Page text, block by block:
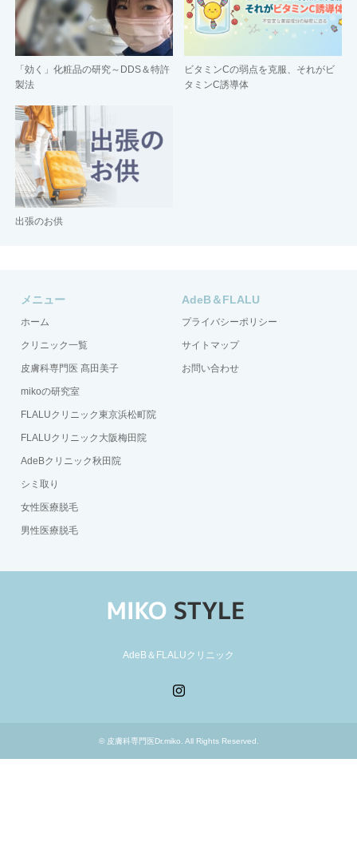
「効く」化粧品の研究～DDS＆特許
製法
ビタミンCの弱点を克服、それがビ
タミンC誘導体
出張のお供
メニュー
ホーム
クリニック一覧
皮膚科専門医 髙田美子
mikoの研究室
FLALUクリニック東京浜松町院
FLALUクリニック大阪梅田院
AdeBクリニック秋田院
シミ取り
女性医療脱毛
男性医療脱毛
AdeB＆FLALU
プライバシーポリシー
サイトマップ
お問い合わせ
AdeB＆FLALUクリニック
© 皮膚科専門医Dr.miko . All Rights Reserved.